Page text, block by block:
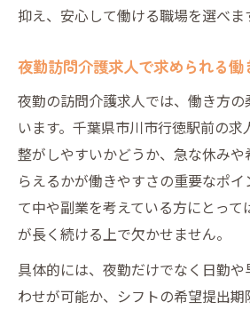
抑え、安心して働ける職場を選べま
夜勤訪問介護求人で求められる働
夜勤の訪問介護求人では、働き方
います。千葉県市川市行徳駅前の
整がしやすいかどうか、急な休みや
らえるかが働きやすさの重要なポ
て中や副業を考えている方にとって
が長く続ける上で欠かせません。
具体的には、夜勤だけでなく日勤
わせが可能か、シフトの希望提出